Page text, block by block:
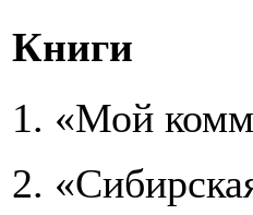
Книги
1. «Мой
2.